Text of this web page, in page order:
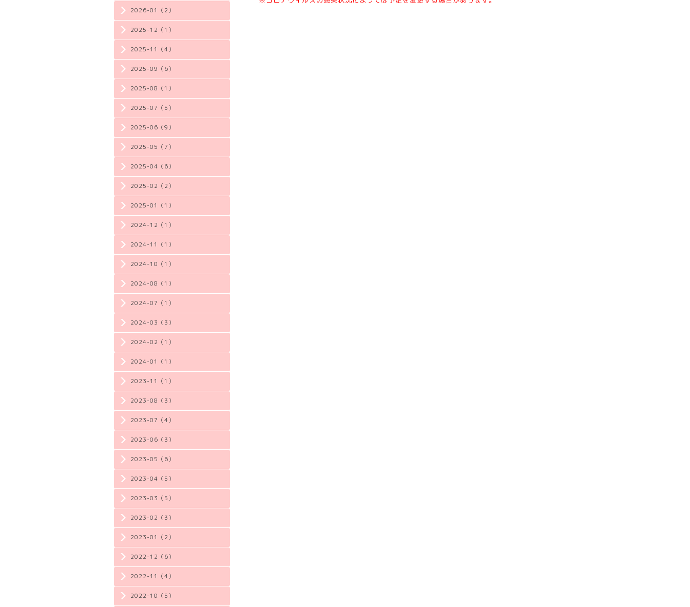
2026-01（2）
2025-12（1）
2025-11（4）
2025-09（6）
2025-08（1）
2025-07（5）
2025-06（9）
2025-05（7）
2025-04（6）
2025-02（2）
2025-01（1）
2024-12（1）
2024-11（1）
2024-10（1）
2024-08（1）
2024-07（1）
2024-03（3）
2024-02（1）
2024-01（1）
2023-11（1）
2023-08（3）
2023-07（4）
2023-06（3）
2023-05（6）
2023-04（5）
2023-03（5）
2023-02（3）
2023-01（2）
2022-12（6）
2022-11（4）
2022-10（5）